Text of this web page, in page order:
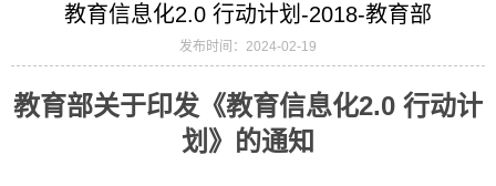
教育信息化2.0 行动计划-2018-教育部
发布时间：2024-02-19
教育部关于印发《教育信息化2.0 行动计
划》的通知